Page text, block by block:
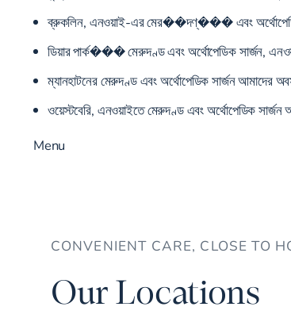
ব্রুকলিন, এনওয়াই-এর মের��দণ্��� এবং
ডিয়ার পার্ক��� মেরুদণ্ড এবং অর্থোপেডিক সার্জন,
ম্যানহাটনের মেরুদণ্ড এবং অর্থোপেডিক সার্জনআমাদের
ওয়েস্টবেরি, এনওয়াইতে মেরুদণ্ড এবং অর্থোপেডিক সার্জন
Menu
CONVENIENT CARE, CLOSE TO
Our Locations